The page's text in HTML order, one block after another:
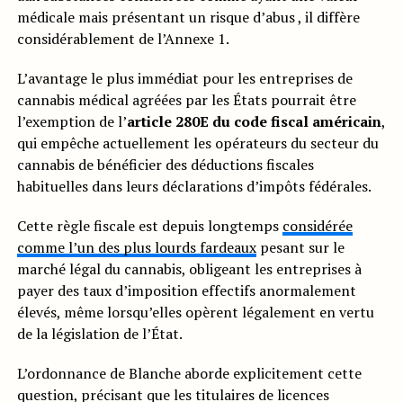
médicale mais présentant un risque d’abus , il diffère
considérablement de l’Annexe 1.
L’avantage le plus immédiat pour les entreprises de
cannabis médical agréées par les États pourrait être
l’exemption de l’article 280E du code fiscal américain,
qui empêche actuellement les opérateurs du secteur du
cannabis de bénéficier des déductions fiscales
habituelles dans leurs déclarations d’impôts fédérales.
Cette règle fiscale est depuis longtemps considérée
comme l’un des plus lourds fardeauxpesant sur le
marché légal du cannabis, obligeant les entreprises à
payer des taux d’imposition effectifs anormalement
élevés, même lorsqu’elles opèrent légalement en vertu
de la législation de l’État.
L’ordonnance de Blanche aborde explicitement cette
question, précisant que les titulaires de licences